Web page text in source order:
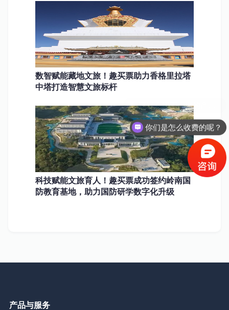
数智赋能藏地文旅！趣买票助力香格里拉塔
中塔打造智慧文旅标杆
科技赋能文旅育人！趣买票成功签约岭南国
防教育基地，助力国防研学数字化升级
产品与服务
你们是怎么收费的呢？